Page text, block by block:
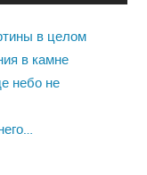
в целом
в камне
небо не